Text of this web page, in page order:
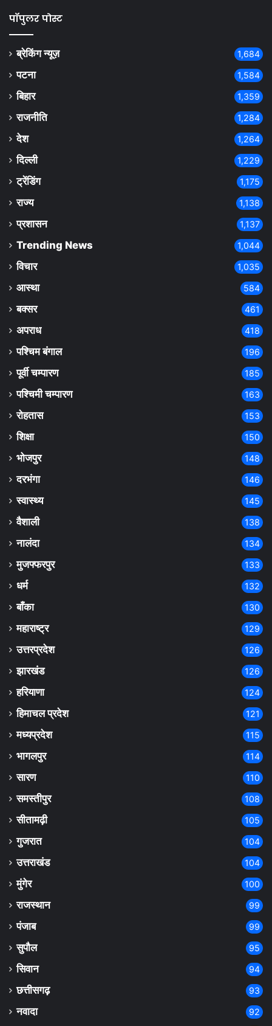
पॉपुलर पोस्ट
ब्रेकिंग न्यूज़ 1,684
पटना 1,584
बिहार 1,359
राजनीति 1,284
देश 1,264
दिल्ली 1,229
ट्रेंडिंग 1,175
राज्य 1,138
प्रशासन 1,137
Trending News 1,044
विचार 1,035
आस्था 584
बक्सर 461
अपराध 418
पश्चिम बंगाल 196
पूर्वी चम्पारण 185
पश्चिमी चम्पारण 163
रोहतास 153
शिक्षा 150
भोजपुर 148
दरभंगा 146
स्वास्थ्य 145
वैशाली 138
नालंदा 134
मुजफ्फरपुर 133
धर्म 132
बाँका 130
महाराष्ट्र 129
उत्तरप्रदेश 126
झारखंड 126
हरियाणा 124
हिमाचल प्रदेश 121
मध्यप्रदेश 115
भागलपुर 114
सारण 110
समस्तीपुर 108
सीतामढ़ी 105
गुजरात 104
उत्तराखंड 104
मुंगेर 100
राजस्थान 99
पंजाब 99
सुपौल 95
सिवान 94
छत्तीसगढ़ 93
नवादा 92